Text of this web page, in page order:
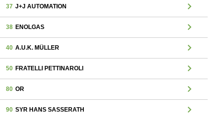
37 J+J AUTOMATION chevron_right
38 ENOLGAS chevron_right
40 A.U.K. MÜLLER chevron_right
50 FRATELLI PETTINAROLI chevron_right
80 OR chevron_right
90 SYR HANS SASSERATH chevron_right